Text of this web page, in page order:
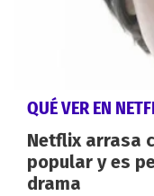
QUÉ VER EN
Netflix arrasa
popular y es
drama